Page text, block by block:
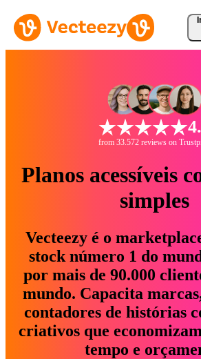
from 33.572 reviews on
Planos acessíveis
simples
Vecteezy é o
stock número 1 do
por mais de 90.000
mundo. Capacita
contadores de histórias
criativos que
tempo e